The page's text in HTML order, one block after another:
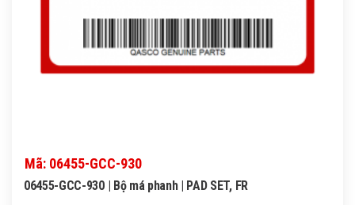
Mã: 06455-GCC-930
06455-GCC-930 | Bộ má phanh | PAD SET, FR